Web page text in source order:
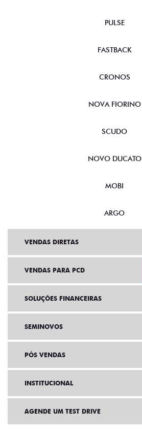
PULSE
FASTBACK
CRONOS
NOVA FIORINO
SCUDO
NOVO DUCATO
MOBI
ARGO
VENDAS DIRETAS
VENDAS PARA PCD
SOLUÇÕES FINANCEIRAS
SEMINOVOS
PÓS VENDAS
INSTITUCIONAL
AGENDE UM TEST DRIVE